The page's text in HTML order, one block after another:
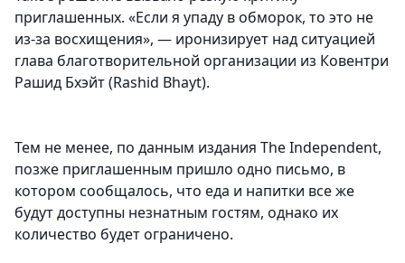
приглашенных. «Если я упаду в обморок, то это не
из-за восхищения», — иронизирует над ситуацией
глава благотворительной организации из Ковентри
Рашид Бхэйт (Rashid Bhayt).
Тем не менее, по данным издания The Independent,
позже приглашенным пришло одно письмо, в
котором сообщалось, что еда и напитки все же
будут доступны незнатным гостям, однако их
количество будет ограничено.